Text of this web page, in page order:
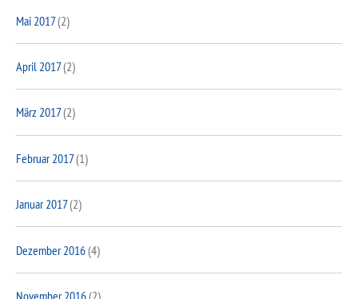
Mai 2017(2)
April 2017(2)
März 2017(2)
Februar 2017(1)
Januar 2017(2)
Dezember 2016(4)
November 2016(2)